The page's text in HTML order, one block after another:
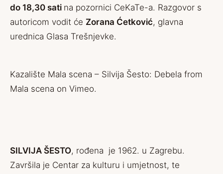
do 18,30 sati na pozornici CeKaTe-a. Razgovor s
autoricom vodit će Zorana Ćetković, glavna
urednica Glasa Trešnjevke.
Kazalište Mala scena – Silvija Šesto: Debela from
Mala scena on Vimeo.
SILVIJA ŠESTO, rođena je 1962. u Zagrebu.
Završila je Centar za kulturu i umjetnost, te